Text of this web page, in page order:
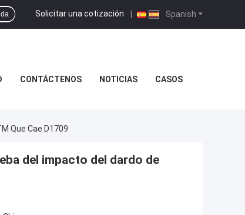
Spanish
Solicitar una cotización |
CONTÁCTENOS NOTICIAS CASOS
Que Cae D1709
del impacto del dardo de